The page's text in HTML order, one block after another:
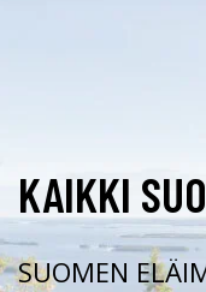
KAIKKI
SUOMEN